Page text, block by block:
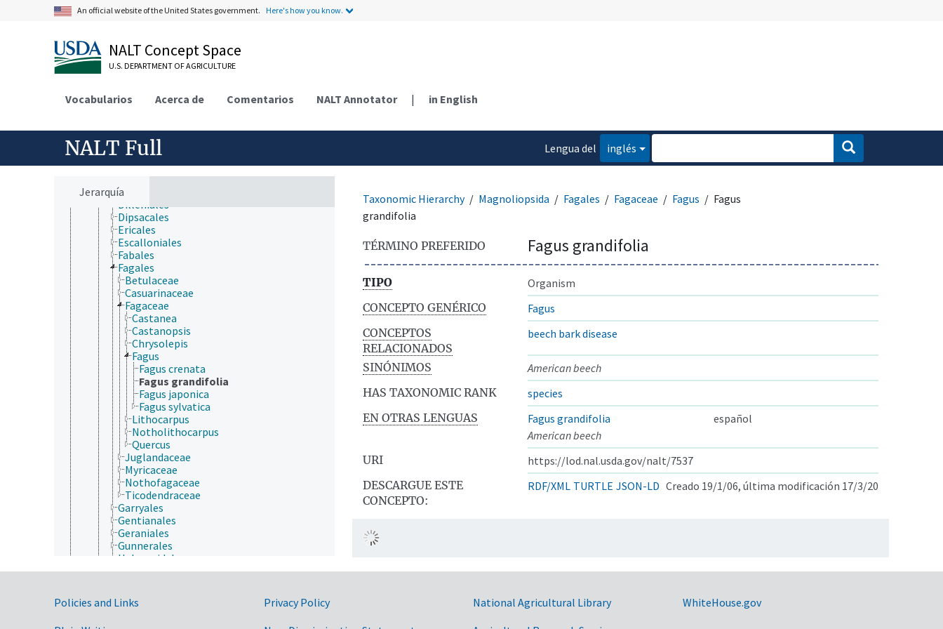
An official website of the United States government. Here's how you know.
NALT Concept Space
U.S. DEPARTMENT OF AGRICULTURE
Vocabularios Acerca de Comentarios NALT Annotator | in English
NALT Full
Lengua del
inglés
Jerarquía
Asterales
Boraginales
Brassicales
Canellales
Celastrales
Ceratophyllales
Chloranthales
Cornales
Crossosomatales
Cucurbitales
Dilleniales
Dipsacales
Ericales
Escalloniales
Fabales
Fagales
Betulaceae
Casuarinaceae
Fagaceae
Castanea
Castanopsis
Chrysolepis
Fagus
Fagus crenata
Fagus grandifolia
Fagus japonica
Fagus sylvatica
Lithocarpus
Notholithocarpus
Quercus
Juglandaceae
Myricaceae
Nothofagaceae
Ticodendraceae
Garryales
Gentianales
Geraniales
Gunnerales
Haloragidales
Huerteales
Lamiales
Laurales
Taxonomic Hierarchy Magnoliopsida Fagales Fagaceae Fagus
Fagus
grandifolia
TÉRMINO PREFERIDO Fagus grandifolia
TIPO
Organism
CONCEPTO GENÉRICO
Fagus
CONCEPTOS
RELACIONADOS
beech bark disease
SINÓNIMOS
American beech
HAS TAXONOMIC RANK
species
EN OTRAS LENGUAS
Fagus grandifolia
español
American beech
URI
https://lod.nal.usda.gov/nalt/7537
DESCARGUE ESTE
CONCEPTO:
RDF/XML TURTLE JSON-LD Creado 19/1/06, última modificación 17/3/20
Government Links
Policies and Links
Privacy Policy
National Agricultural Library
WhiteHouse.gov